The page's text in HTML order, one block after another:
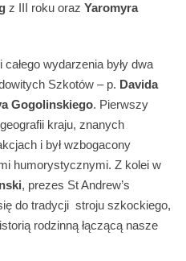
z III roku oraz Yaromyra
wydarzenia były dwa
Szkotów – p. Davida
Gogolinskiego. Pierwszy
kraju, znanych
i był wzbogacony
humorystycznymi. Z kolei w
, prezes St Andrew’s
do tradycji stroju szkockiego,
rodzinną łączącą nasze